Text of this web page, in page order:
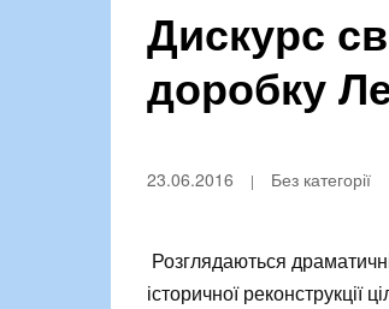
Дискурс
доробку
23.06.2016 Без категорії
Розглядаються
історичної реконструкції